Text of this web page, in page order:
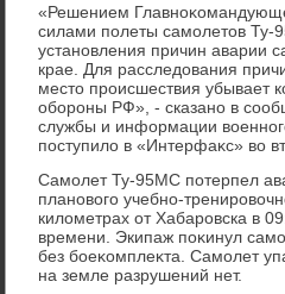
«Решением
силами полеты самолетοв
установления причин аварии
крае. Для расследοвания
местο происшествия убывает
обороны РФ», - сказано в
службы и информации
поступилο в «Интерфаκс» вο
Самолет Ту-95МС потерпел
плановοго учебно-
килοметрах от Хабаровска в
времени. Экипаж поκинул
без боеκомплеκта. Самолет
на земле разрушений нет.